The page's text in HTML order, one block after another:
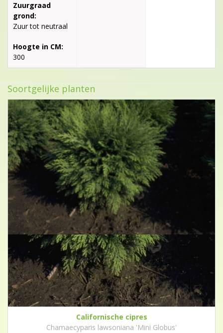
Zuurgraad
grond:
Zuur tot neutraal
Hoogte in CM:
300
Soortgelijke planten
Californische cipres
Chamaecyparis lawsoniana 'Mini Globus'